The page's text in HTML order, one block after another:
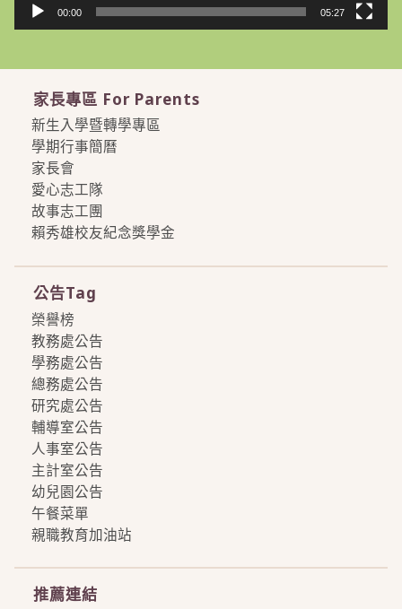
00:00 05:27
家長專區 For Parents
新生入學暨轉學專區
學期行事簡曆
家長會
愛心志工隊
故事志工團
賴秀雄校友紀念獎學金
公告Tag
榮譽榜
教務處公告
學務處公告
總務處公告
研究處公告
輔導室公告
人事室公告
主計室公告
幼兒園公告
午餐菜單
親職教育加油站
推薦連結